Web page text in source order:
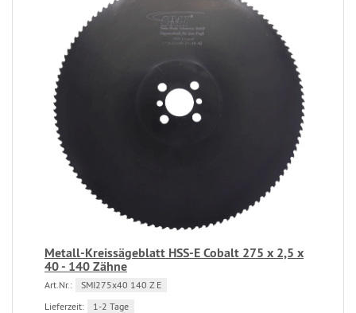
Metall-Kreissägeblatt HSS-E Cobalt 275 x 2,5 x
40 - 140 Zähne
Art.Nr.:
SMI275x40 140 Z E
Lieferzeit:
1-2 Tage